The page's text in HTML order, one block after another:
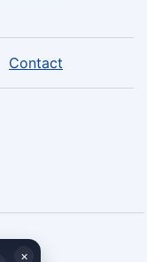
Contact
×